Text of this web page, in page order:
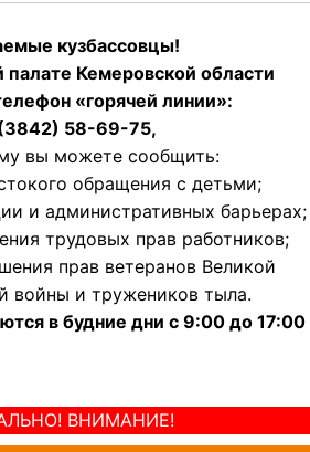
кузбассовцы!
Кемеровской области
«горячей линии»:
58-69-75,
вы можете сообщить:
обращения с детьми;
и административных барьерах;
трудовых прав работников;
прав ветеранов Великой
войны и тружеников тыла.
в будние дни с 9:00 до 17:00
ВНИМАНИЕ!